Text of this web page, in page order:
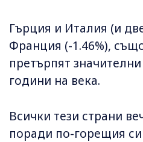
Гърция и Италия (и
Франция (-1.46%),
претърпят
години на века.
Всички тези страни
поради по-горещия